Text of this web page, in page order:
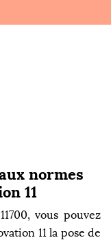
normes
11
vous pouvez
11 la pose de